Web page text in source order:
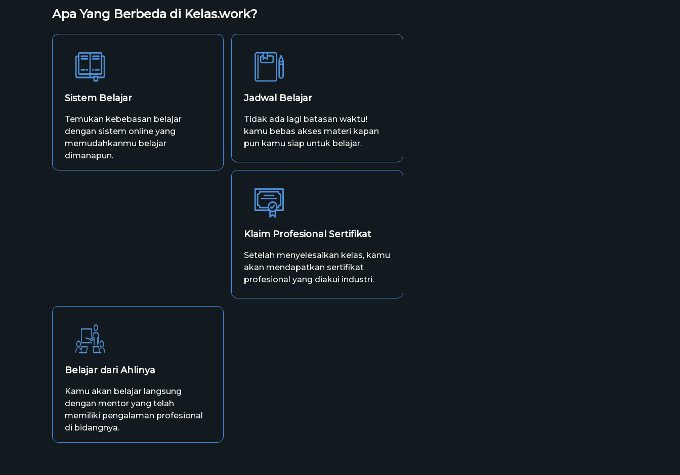
Apa Yang Berbeda di Kelas.work?
Sistem Belajar
Temukan kebebasan belajar
dengan sistem online yang
memudahkanmu belajar
dimanapun.
Jadwal Belajar
Tidak ada lagi batasan waktu!
kamu bebas akses materi kapan
pun kamu siap untuk belajar.
Klaim Profesional Sertifikat
Setelah menyelesaikan kelas, kamu
akan mendapatkan sertifikat
profesional yang diakui industri.
Belajar dari Ahlinya
Kamu akan belajar langsung
dengan mentor yang telah
memiliki pengalaman profesional
di bidangnya.